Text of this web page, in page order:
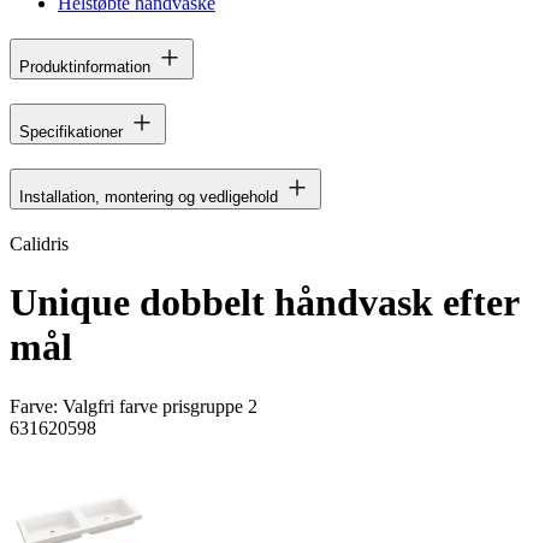
Produktinformation
Specifikationer
Installation, montering og vedligehold
Calidris
Unique dobbelt håndvask efter
mål
Farve: Valgfri farve prisgruppe 2
631620598